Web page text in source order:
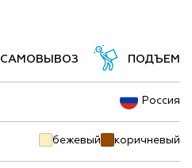
САМОВЫВОЗ ПОДЪЕМ
Россия
бежевый коричневый